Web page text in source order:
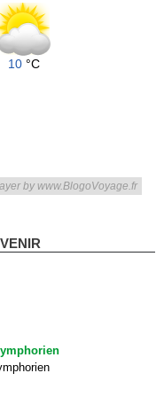
10 °C
by www.BlogoVoyage.fr